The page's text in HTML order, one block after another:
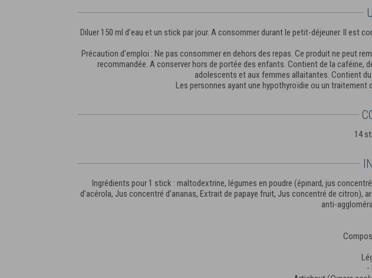
Diluer 150 ml d'eau et un stick par jour. A consommer durant le petit-déjeuner. Il est
Précaution d'emploi : Ne pas consommer en dehors des repas. Ce produit ne peut
recommandée. A conserver hors de portée des enfants. Contient de la
adolescents et aux femmes allaitantes. Contient
Les personnes ayant une hypothyroïdie ou un
14
Ingrédients pour 1 stick : maltodextrine, légumes en poudre (épinard, jus
d’acérola, Jus concentré d’ananas, Extrait de papaye fruit, Jus concentré de
anti-
-